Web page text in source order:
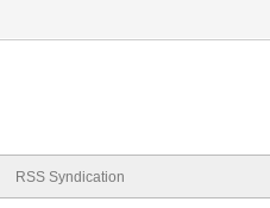
RSS Syndication